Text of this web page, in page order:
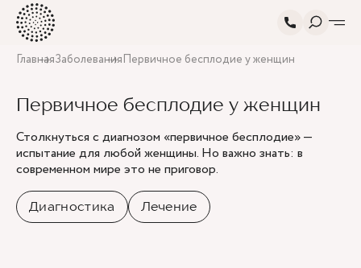
ГлавнаяЗаболеванияПервичное бесплодие у женщин
Первичное бесплодие у женщин
Столкнуться с диагнозом «первичное бесплодие» —
испытание для любой женщины. Но важно знать: в
современном мире это не приговор.
Диагностика Лечение